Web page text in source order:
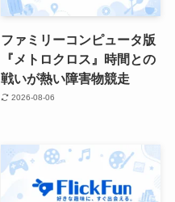
ファミリーコンピュータ版
『メトロクロス』時間との
戦いが熱い障害物競走
2026-08-06